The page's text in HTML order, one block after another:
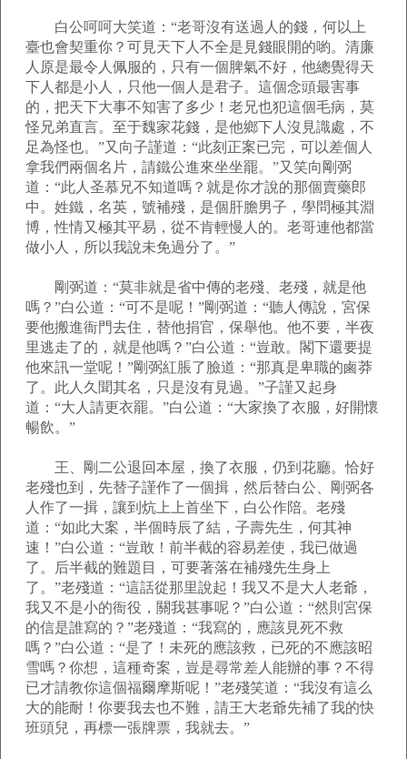
白公呵呵大笑道：“老哥沒有送過人的錢，何以上
臺也會契重你？可見天下人不全是見錢眼開的喲。清廉
人原是最令人佩服的，只有一個脾氣不好，他總覺得天
下人都是小人，只他一個人是君子。這個念頭最害事
的，把天下大事不知害了多少！老兄也犯這個毛病，莫
怪兄弟直言。至于魏家花錢，是他鄉下人沒見識處，不
足為怪也。”又向子謹道：“此刻正案已完，可以差個人
拿我們兩個名片，請鐵公進來坐坐罷。”又笑向剛弼
道：“此人圣慕兄不知道嗎？就是你才說的那個賣藥郎
中。姓鐵，名英，號補殘，是個肝膽男子，學問極其淵
博，性情又極其平易，從不肯輕慢人的。老哥連他都當
做小人，所以我說未免過分了。”
剛弼道：“莫非就是省中傳的老殘、老殘，就是他
嗎？”白公道：“可不是呢！”剛弼道：“聽人傳說，宮保
要他搬進衙門去住，替他捐官，保舉他。他不要，半夜
里逃走了的，就是他嗎？”白公道：“豈敢。閣下還要提
他來訊一堂呢！”剛弼紅脹了臉道：“那真是卑職的鹵莽
了。此人久聞其名，只是沒有見過。”子謹又起身
道：“大人請更衣罷。”白公道：“大家換了衣服，好開懷
暢飲。”
王、剛二公退回本屋，換了衣服，仍到花廳。恰好
老殘也到，先替子謹作了一個揖，然后替白公、剛弼各
人作了一揖，讓到炕上上首坐下，白公作陪。老殘
道：“如此大案，半個時辰了結，子壽先生，何其神
速！”白公道：“豈敢！前半截的容易差使，我已做過
了。后半截的難題目，可要著落在補殘先生身上
了。”老殘道：“這話從那里說起！我又不是大人老爺，
我又不是小的衙役，關我甚事呢？”白公道：“然則宮保
的信是誰寫的？”老殘道：“我寫的，應該見死不救
嗎？”白公道：“是了！未死的應該救，已死的不應該昭
雪嗎？你想，這種奇案，豈是尋常差人能辦的事？不得
已才請教你這個福爾摩斯呢！”老殘笑道：“我沒有這么
大的能耐！你要我去也不難，請王大老爺先補了我的快
班頭兒，再標一張牌票，我就去。”